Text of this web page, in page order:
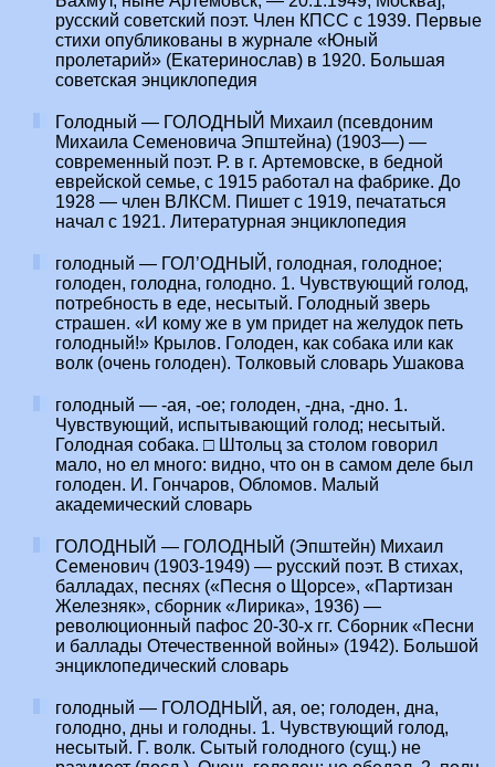
русский советский поэт. Член КПСС с 1939. Первые
стихи опубликованы в журнале «Юный
пролетарий» (Екатеринослав) в 1920. Большая
советская энциклопедия
Голодный — ГОЛОДНЫЙ Михаил (псевдоним
Михаила Семеновича Эпштейна) (1903—) —
современный поэт. Р. в г. Артемовске, в бедной
еврейской семье, с 1915 работал на фабрике. До
1928 — член ВЛКСМ. Пишет с 1919, печататься
начал с 1921. Литературная энциклопедия
голодный — ГОЛ’ОДНЫЙ, голодная, голодное;
голоден, голодна, голодно. 1. Чувствующий голод,
потребность в еде, несытый. Голодный зверь
страшен. «И кому же в ум придет на желудок петь
голодный!» Крылов. Голоден, как собака или как
волк (очень голоден). Толковый словарь Ушакова
голодный — -ая, -ое; голоден, -дна, -дно. 1.
Чувствующий, испытывающий голод; несытый.
Голодная собака. □ Штольц за столом говорил
мало, но ел много: видно, что он в самом деле был
голоден. И. Гончаров, Обломов. Малый
академический словарь
ГОЛОДНЫЙ — ГОЛОДНЫЙ (Эпштейн) Михаил
Семенович (1903-1949) — русский поэт. В стихах,
балладах, песнях («Песня о Щорсе», «Партизан
Железняк», сборник «Лирика», 1936) —
революционный пафос 20-30-х гг. Сборник «Песни
и баллады Отечественной войны» (1942). Большой
энциклопедический словарь
голодный — ГОЛОДНЫЙ, ая, ое; голоден, дна,
голодно, дны и голодны. 1. Чувствующий голод,
несытый. Г. волк. Сытый голодного (сущ.) не